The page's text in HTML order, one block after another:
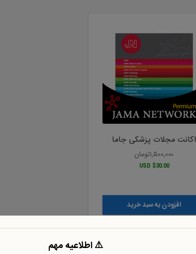
اکانت مجلات پزشکی جاما
۱,۵۰۰,۰۰۰تومان
$30.00 USD
افزودن به سبد خرید
⚠️ اطلاعیه مهم